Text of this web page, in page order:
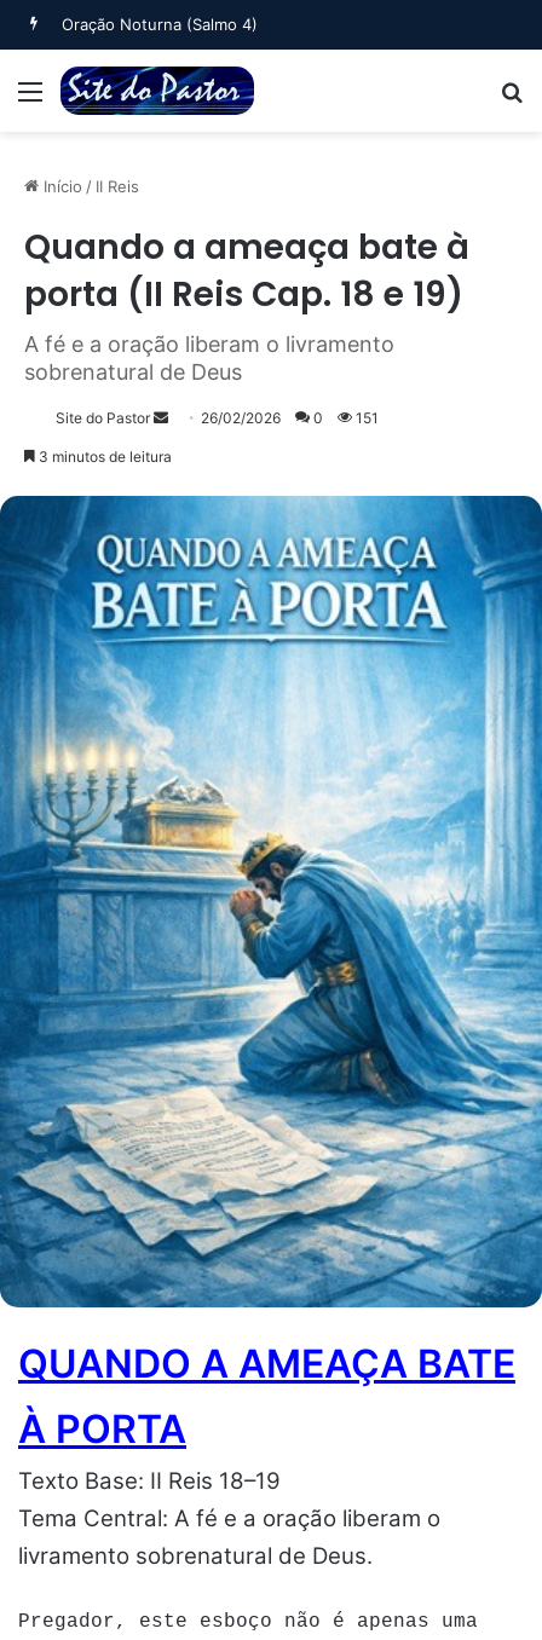
Oração Noturna (Salmo 4)
Menu
Início / II Reis
Quando a ameaça bate à
porta (II Reis Cap. 18 e 19)
A fé e a oração liberam o livramento
sobrenatural de Deus
Site do Pastor
Mande26/02/2026 0 151
3 minutos de leitura
QUANDO A AMEAÇA BATE
À PORTA
Texto Base: II Reis 18–19
Tema Central: A fé e a oração liberam o
livramento sobrenatural de Deus.
Pregador, este esboço não é apenas uma